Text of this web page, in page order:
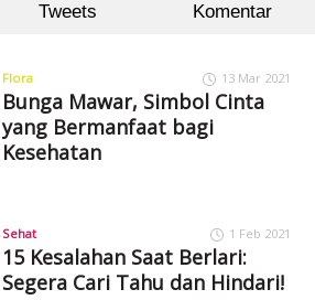
Tweets Komentar
Flora 13 Mar 2021
Bunga Mawar, Simbol Cinta
yang Bermanfaat bagi
Kesehatan
Sehat 1 Feb 2021
15 Kesalahan Saat Berlari:
Segera Cari Tahu dan Hindari!